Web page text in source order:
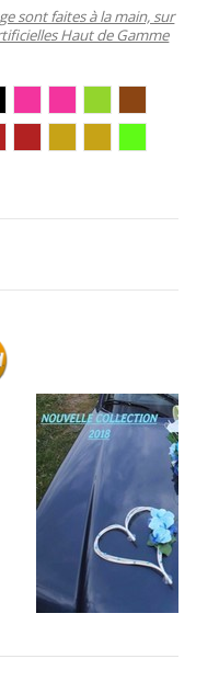
sont faites à la main, sur
Haut de Gamme